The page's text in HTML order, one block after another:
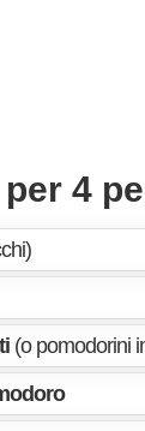
4
(o pomodorini